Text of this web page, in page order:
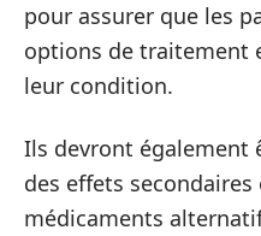
pour assurer que les
options de traitement
leur condition.
Ils devront également
des effets secondaires
médicaments